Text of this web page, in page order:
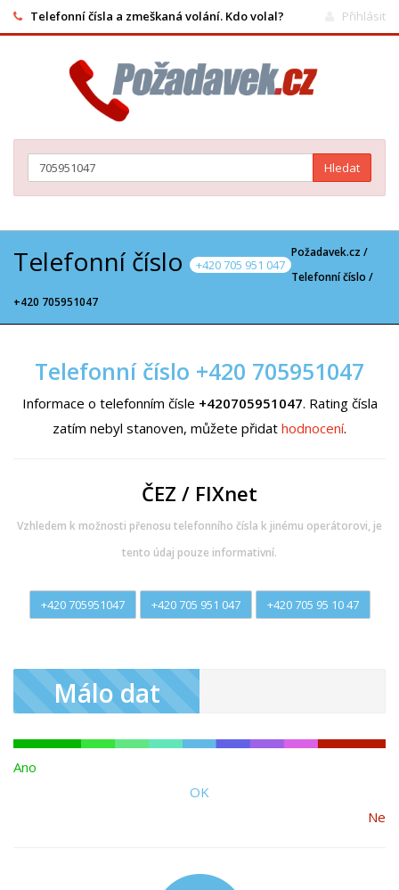
Telefonní čísla a zmeškaná volání. Kdo volal? Přihlásit
Hledat
Telefonní číslo +420 705 951 047
Požadavek.cz /
Telefonní číslo /
+420 705951047
Telefonní číslo +420 705951047
Informace o telefonním čísle +420705951047. Rating čísla
zatím nebyl stanoven, můžete přidat hodnocení.
ČEZ / FIXnet
Vzhledem k možnosti přenosu telefonního čísla k jinému operátorovi, je
tento údaj pouze informativní.
+420 705951047 +420 705 951 047 +420 705 95 10 47
Málo dat
Ano
OK
Ne